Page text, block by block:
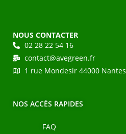
NOUS CONTACTER
02 28 22 54 16
contact@avegreen.fr
1 rue Mondesir 44000 Nantes
NOS ACCÈS RAPIDES
FAQ